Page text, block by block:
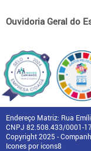
Ouvidoria Geral do
Endereço Matriz: Rua
CNPJ 82.508.433/0001-
Copyright 2025 -
Icones por icons8